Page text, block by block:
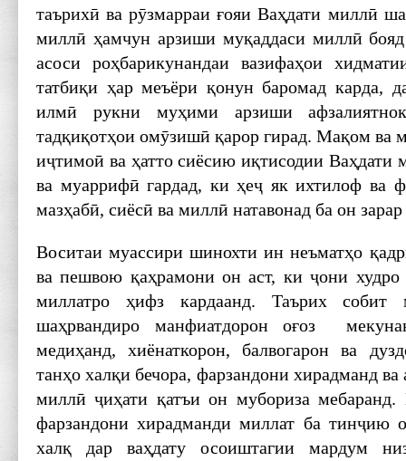
таърихӣ ва рӯзмарраи ғояи Ваҳдати миллӣ
миллӣ ҳамчун арзиши муқаддаси миллӣ
асоси роҳбарикунандаи вазифаҳои
татбиқи ҳар меъёри қонун баромад карда,
илмӣ рукни муҳими арзиши
тадқиқотҳои омӯзишӣ қарор гирад. Мақом ва
иҷтимоӣ ва ҳатто сиёсию иқтисодии Ваҳдати
ва муаррифӣ гардад, ки ҳеҷ як ихтилоф ва
мазҳабӣ, сиёсӣ ва миллӣ натавонад ба он
Воситаи муассири шинохти ин неъматҳо
ва пешвою қаҳрамони он аст, ки ҷони худро
миллатро ҳифз кардаанд. Таърих собит
шаҳрвандиро манфиатдорон оғоз
медиҳанд, хиёнаткорон, балвогарон ва
танҳо халқи бечора, фарзандони хирадманд
миллӣ ҷиҳати қатъи он мубориза
фарзандони хирадманди миллат ба тинҷию
халқ дар ваҳдату осоиштагии мардум